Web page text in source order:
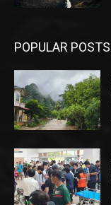
POPULAR POSTS